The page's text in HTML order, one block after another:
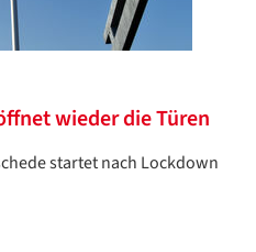
wieder die Türen
startet nach Lockdown